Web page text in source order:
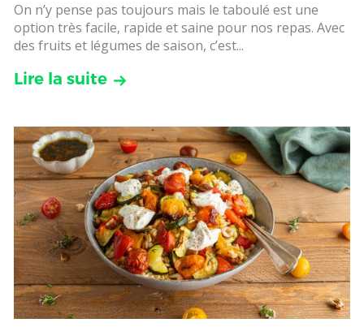
On n’y pense pas toujours mais le taboulé est une
option très facile, rapide et saine pour nos repas. Avec
des fruits et légumes de saison, c’est...
Lire la suite